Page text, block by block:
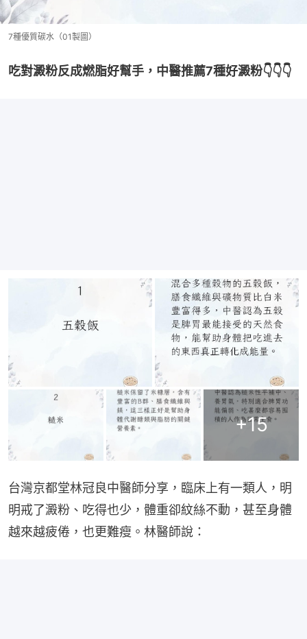
7種優質碳水（01製圖）
吃對澱粉反成燃脂好幫手，中醫推薦7種好澱粉👇👇👇
+15
台灣京都堂林冠良中醫師分享，臨床上有一類人，明
明戒了澱粉、吃得也少，體重卻紋絲不動，甚至身體
越來越疲倦，也更難瘦。林醫師說：